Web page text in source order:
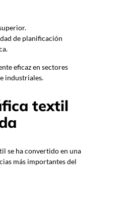
de planificación
eficaz en sectores
industriales.
textil
se ha convertido en una
más importantes del